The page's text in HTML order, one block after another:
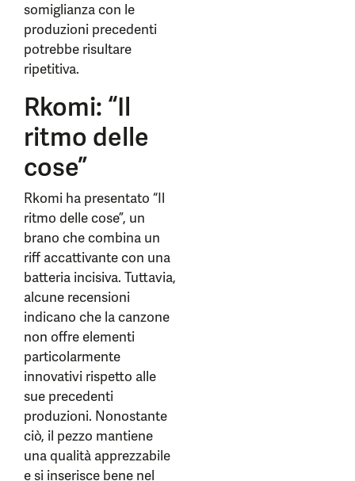
somiglianza con le
produzioni precedenti
potrebbe risultare
ripetitiva.
Rkomi: “Il
ritmo delle
cose”
Rkomi ha presentato “Il
ritmo delle cose”, un
brano che combina un
riff accattivante con una
batteria incisiva. Tuttavia,
alcune recensioni
indicano che la canzone
non offre elementi
particolarmente
innovativi rispetto alle
sue precedenti
produzioni. Nonostante
ciò, il pezzo mantiene
una qualità apprezzabile
e si inserisce bene nel